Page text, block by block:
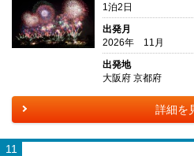
1泊2日
出発月
2026年 11月
出発地
大阪府 京都府
詳細を
11